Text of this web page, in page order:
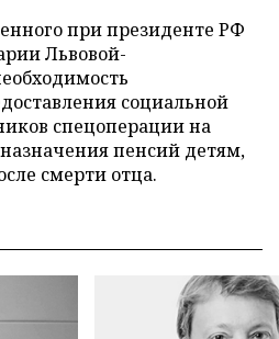
при президенте РФ
Львовой-
социальной
спецоперации на
пенсий детям,
смерти отца.